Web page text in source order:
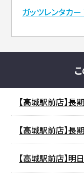
ガッツレンタカ
【高城駅前店】
【高城駅前店】
【高城駅前店】明